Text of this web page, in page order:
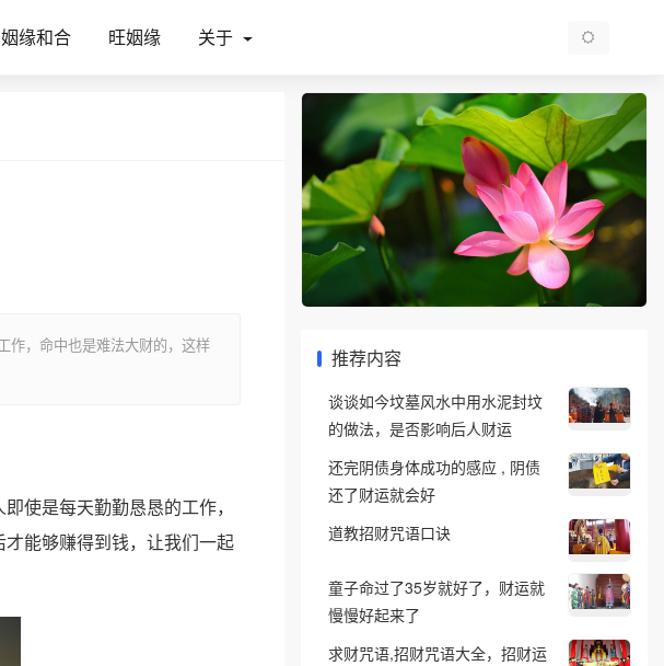
姻缘和合 旺姻缘 关于
作，命中也是难法大财的，这样
使是每天勤勤恳恳的工作，
能够赚得到钱，让我们一起
推荐内容
谈谈如今坟墓风水中用水泥封坟
的做法，是否影响后人财运
还完阴债身体成功的感应 , 阴债
还了财运就会好
道教招财咒语口诀
童子命过了35岁就好了，财运就
慢慢好起来了
求财咒语,招财咒语大全，招财运